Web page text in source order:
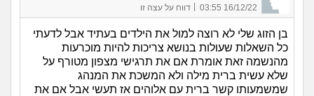
16/12/22 03:55
| דווח על עצה זו
בן הזוג שלי לא רוצה למול את הילדים בעתיד אבל לדעתי
כל השאלות שעולות בנושא צריכות להיות מוכרעות
מהנשמה זאת אומרת אם את תרגישי מצפון מטורף על
שלא עשית ברית מילה ולא המשכת את המנהג
שמשמעותו קשר ברית עם אלוהים אז תעשי אבל אם את